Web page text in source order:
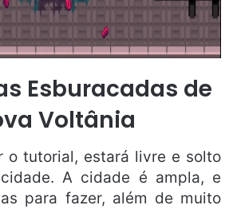
Esburacadas de
Voltânia
o tutorial, estará livre e solto
A cidade é ampla, e
para fazer, além de muito